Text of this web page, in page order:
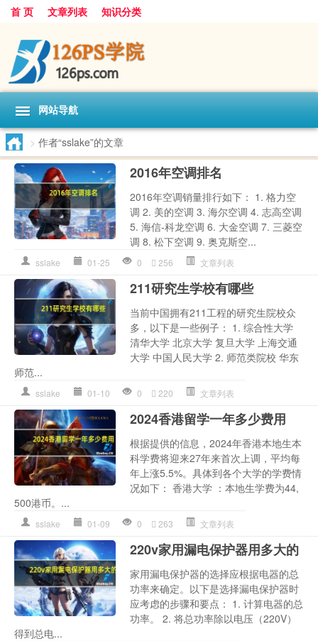
首 页 文章列表 知识分类
网站导航
> 作者“sslake”的文章
2016年空调排名
2016年空调销量排行如下： 1. 格力空
调 2. 美的空调 3. 海尔空调 4. 志高空调
5. 海信-科龙空调 6. 大金空调 7. 三菱空
调 8. 松下空调 9. 奥克斯空...
sslake 01-25 0 256 文章列表
211研究生学校有哪些
当前中国拥有211工程的研究生院校众
多，以下是一些例子： 1. 综合性大学
清华大学 北京大学 复旦大学 上海交通
大学 中国人民大学 2. 师范类院校 华东
师范...
sslake 01-10 0 220 文章列表
2024香港留学一年多少费用
根据提供的信息，2024年香港本地生本
科学费将迎来27年来首次上调，平均每
年上涨5.5%。具体到各个大学的学费情
况如下： 香港大学 ：本地生学费为44,
500港币。...
sslake 01-09 0 263 文章列表
220v家用漏电保护器用多大的
家用漏电保护器的选择应根据电器的总
功率来确定。以下是选择漏电保护器时
应考虑的步骤和要点： 1. 计算电器的总
功率。 2. 将总功率除以电压（220V）
得到总电...